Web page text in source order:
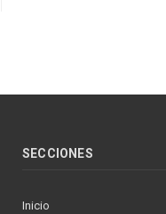
SECCIONES
Inicio